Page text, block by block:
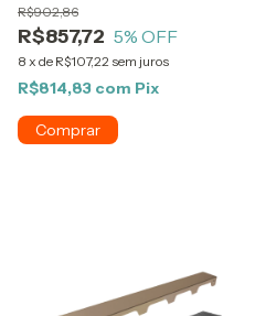
R$857,72
R$902,86
5% OFF
8 x de R$107,22 sem juros
R$814,83 com Pix